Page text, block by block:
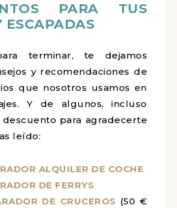
PARA TUS
ESCAPADAS
terminar, te dejamos
y recomendaciones de
que nosotros usamos en
Y de algunos, incluso
para agradecerte
leído:
ALQUILER DE COCHE
DE FERRYS
DE CRUCEROS (50 €